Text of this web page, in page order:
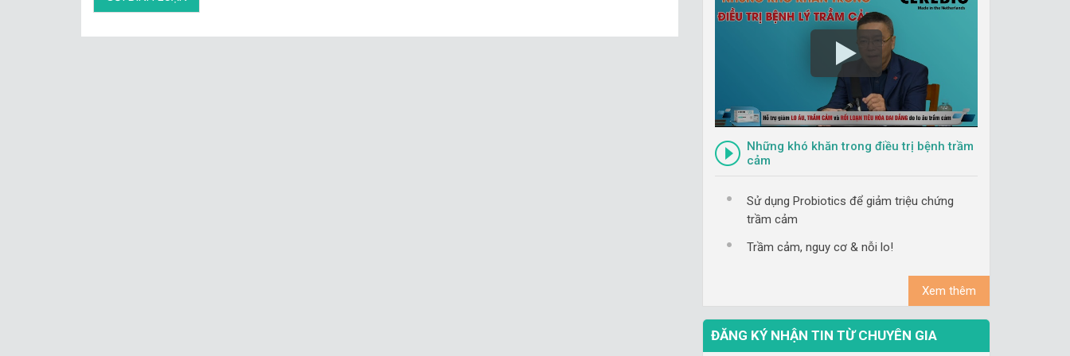
Những khó khăn trong điều trị bệnh trầm
cảm
Sử dụng Probiotics để giảm triệu chứng
trầm cảm
Trầm cảm, nguy cơ & nỗi lo!
Xem thêm
ĐĂNG KÝ NHẬN TIN TỪ CHUYÊN GIA